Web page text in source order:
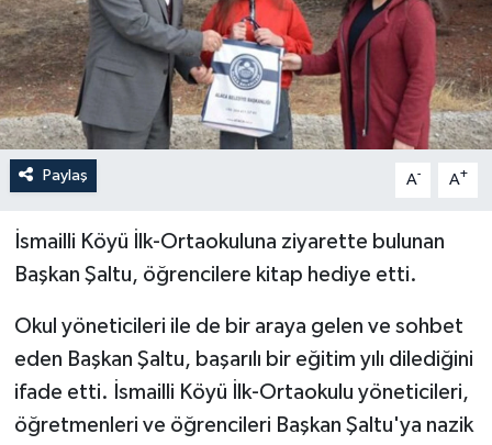
Paylaş A- A+
İsmailli Köyü İlk-Ortaokuluna ziyarette bulunan
Başkan Şaltu, öğrencilere kitap hediye etti.
Okul yöneticileri ile de bir araya gelen ve sohbet
eden Başkan Şaltu, başarılı bir eğitim yılı dilediğini
ifade etti. İsmailli Köyü İlk-Ortaokulu yöneticileri,
öğretmenleri ve öğrencileri Başkan Şaltu'ya nazik